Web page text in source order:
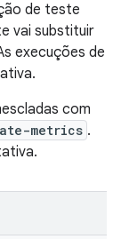
de teste
vai substituir
execuções de
com
metrics .